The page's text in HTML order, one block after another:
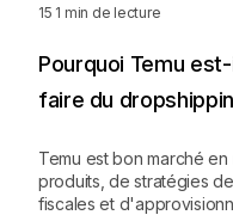
15 1 min de lecture
Pourquoi Temu
faire du
Temu est bon marché
produits, de stratégies
fiscales et